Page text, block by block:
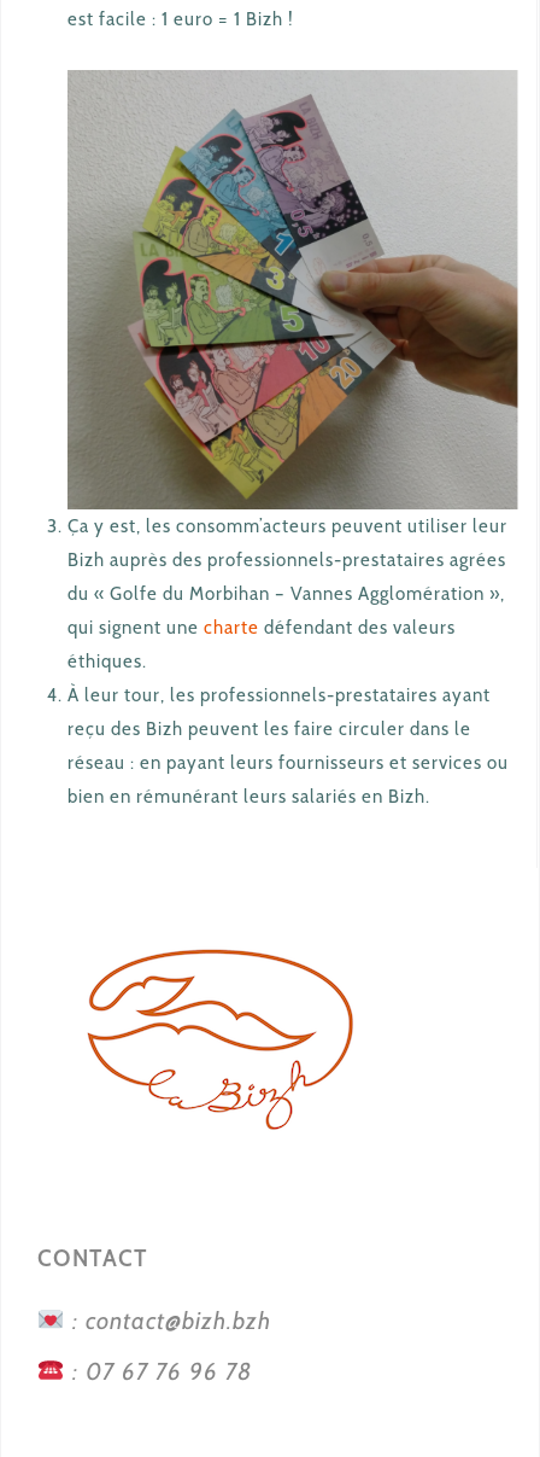
est facile : 1 euro = 1 Bizh !
Ça y est, les consomm’acteurs peuvent utiliser leur
Bizh auprès des professionnels-prestataires agrées
du « Golfe du Morbihan – Vannes Agglomération »,
qui signent une charte défendant des valeurs
éthiques.
À leur tour, les professionnels-prestataires ayant
reçu des Bizh peuvent les faire circuler dans le
réseau : en payant leurs fournisseurs et services ou
bien en rémunérant leurs salariés en Bizh.
CONTACT
: contact@bizh.bzh
: 07 67 76 96 78